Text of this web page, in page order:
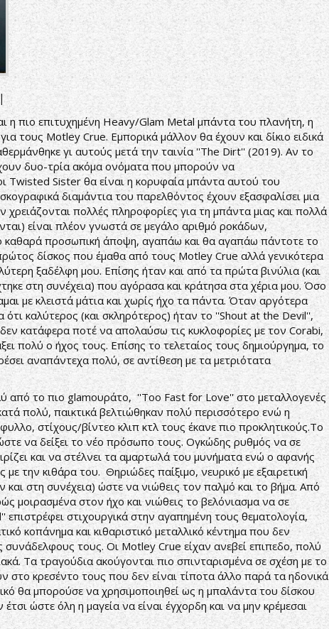
η πιο επιτυχημένη Heavy/Glam Metal μπάντα του πλανήτη, η
τους Motley Crue. Εμπορικά μάλλον θα έχουν και δίκιο ειδικά
γι αυτούς μετά την ταινία ''The Dirt'' (2019). Αν το
δυο-τρία ακόμα ονόματα που μπορούν να
Twisted Sister θα είναι η κορυφαία μπάντα αυτού του
διαμάντια του παρελθόντος έχουν εξασφαλίσει μια
πολλές πληροφορίες για τη μπάντα μιας και πολλά
είναι πλέον γνωστά σε μεγάλο αριθμό ροκάδων,
καθαρά προσωπική άποψη, αγαπάω και θα αγαπάω πάντοτε το
δίσκος που έμαθα από τους Motley Crue αλλά γενικότερα
ξαδέλφη μου. Επίσης ήταν και από τα πρώτα βινύλια (και
στη συνέχεια) που αγόρασα και κράτησα στα χέρια μου. Όσο
με κλειστά μάτια και χωρίς ήχο τα πάντα. Όταν αργότερα
καλύτερος (και σκληρότερος) ήταν το ''Shout at the Devil'',
κατάφερα ποτέ να απολαύσω τις κυκλοφορίες με τον Corabi,
πολύ ο ήχος τους. Επίσης το τελεταίος τους δημιούργημα, το
αναπάντεχα πολύ, σε αντίθεση με τα μετριότατα
από το πιο glamουράτο, ''Too Fast for Love'' στο μεταλλογενές
πολύ, παικτικά βελτιώθηκαν πολύ περισσότερο ενώ η
στίχους/βίντεο κλιπ κτλ τους έκανε πιο προκλητικούς.Το
να δείξει το νέο πρόσωπο τους. Ογκώδης ρυθμός να σε
και να στέλνει τα αμαρτωλά του μυνήματα ενώ ο αφανής
την κιθάρα του. Θηριώδες παίξιμο, νευρικό με εξαιρετική
και στη συνέχεια) ώστε να νιώθεις τον παλμό και το βήμα. Από
μοιρασμένα στον ήχο και νιώθεις το βελόνιασμα να σε
στιχουργικά στην αγαπημένη τους θεματολογία,
κοπάνημα και κιθαριστικό μεταλλικό κέντημα που δεν
συνάδελφους τους. Οι Motley Crue είχαν ανεβεί επιπεδο, πολύ
Τα τραγούδια ακούγονται πιο σπινταρισμένα σε σχέση με το
κρεσέντο τους που δεν είναι τίποτα άλλο παρά τα ηδονικά
θα μπορούσε να χρησιμοποιηθεί ως η μπαλάντα του δίσκου
ώστε όλη η μαγεία να είναι έγχορδη και να μην κρέμεσαι